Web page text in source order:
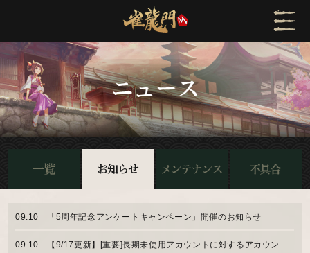
09.10 「5周年記念アンケートキャンペーン」開催のお知らせ
09.10 【9/17更新】[重要]長期未使用アカウントに対するアカウント削除実施のお知らせ